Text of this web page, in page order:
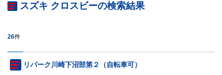
スズキ クロスビーの検索結果
26件
リパーク川崎下沼部第２（自転車可）